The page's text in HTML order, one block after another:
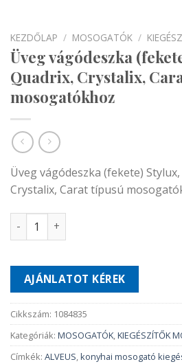
KEZDŐLAP / MOSOGATÓK /
Üveg vágódeszka
Quadrix, Crystalix,
mosogatókhoz
Üveg vágódeszka (fekete)
Crystalix, Carat típusú
Üveg vágódeszka (fekete)
AJÁNLATOT KÉREK
Cikkszám: 1084835
Kategóriák: MOSOGATÓK,KIEGÉSZÍTŐK
Címkék: ALVEUS,konyhai mosogató